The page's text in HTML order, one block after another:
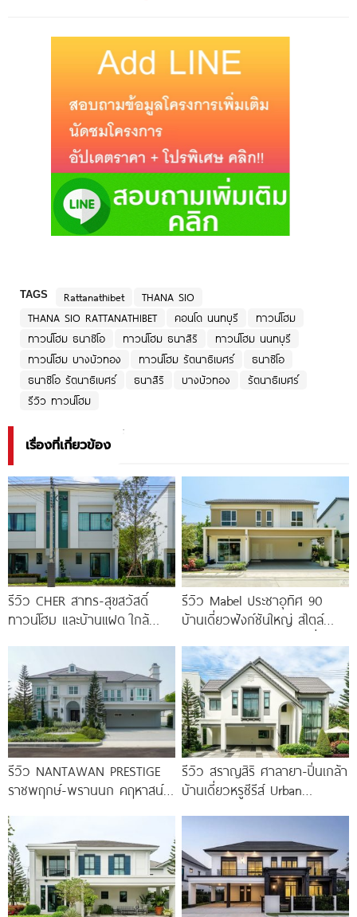
TAGS Rattanathibet
THANA SIO
THANA SIO RATTANATHIBET
คอนโด นนทบุรี
ทาวน์โฮม
ทาวน์โฮม ธนาซิโอ
ทาวน์โฮม ธนาสิริ
ทาวน์โฮม นนทบุรี
ทาวน์โฮม บางบัวทอง
ทาวน์โฮม รัตนาธิเบศร์
ธนาซิโอ
ธนาซิโอ รัตนาธิเบศร์
ธนาสิริ บางบัวทอง
รัตนาธิเบศร์
รีวิว ทาวน์โฮม
เรื่องที่เกี่ยวข้อง
รีวิว CHER สาทร-สุขสวัสดิ์
ทาวน์โฮม และบ้านแฝด ใกล้
ใต้ สถานีแยกประชาอุทิศ เริ่ม
3.59
รีวิว Mabel ประชาอุทิศ 90
บ้านเดี่ยวฟังก์ชันใหญ่ สไตล์
ต่อพระราม 3-สาทร
รีวิว NANTAWAN PRESTIGE
ราชพฤกษ์-พรานนก คฤหาสน์
เริ่ม
รีวิว สราญสิริ ศาลายา-ปิ่นเกล้า
บ้านเดี่ยวหรูซีรีส์ Urban
ใหญ่